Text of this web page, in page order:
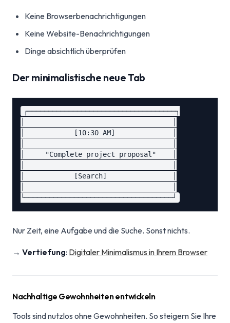
Keine Browserbenachrichtigungen
Keine Website-Benachrichtigungen
Dinge absichtlich überprüfen
Der minimalistische neue Tab
┌────────────────────────────────────┐
│            [10:30 AM]              │
│     "Complete project proposal"    │
│            [Search]                │
Nur Zeit, eine Aufgabe und die Suche. Sonst nichts.
→ Vertiefung: Digitaler Minimalismus in Ihrem Browser
Nachhaltige Gewohnheiten entwickeln
Tools sind nutzlos ohne Gewohnheiten. So steigern Sie Ihre